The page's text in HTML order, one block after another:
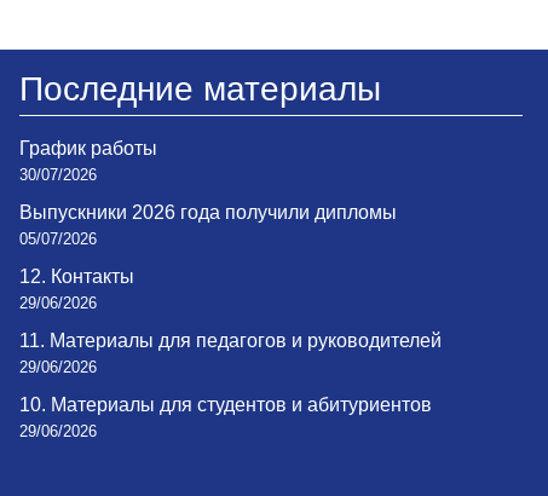
Последние материалы
График работы
30/07/2026
Выпускники 2026 года получили дипломы
05/07/2026
12. Контакты
29/06/2026
11. Материалы для педагогов и руководителей
29/06/2026
10. Материалы для студентов и абитуриентов
29/06/2026